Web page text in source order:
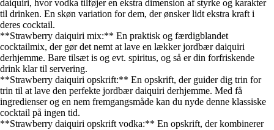
daiquiri, hvor vodka tilføjer en ekstra dimension af styrke og karakter
til drinken. En skøn variation for dem, der ønsker lidt ekstra kraft i
deres cocktail.
**Strawberry daiquiri mix:** En praktisk og færdigblandet
cocktailmix, der gør det nemt at lave en lækker jordbær daiquiri
derhjemme. Bare tilsæt is og evt. spiritus, og så er din forfriskende
drink klar til servering.
**Strawberry daiquiri opskrift:** En opskrift, der guider dig trin for
trin til at lave den perfekte jordbær daiquiri derhjemme. Med få
ingredienser og en nem fremgangsmåde kan du nyde denne klassiske
cocktail på ingen tid.
**Strawberry daiquiri opskrift vodka:** En opskrift, der kombinerer